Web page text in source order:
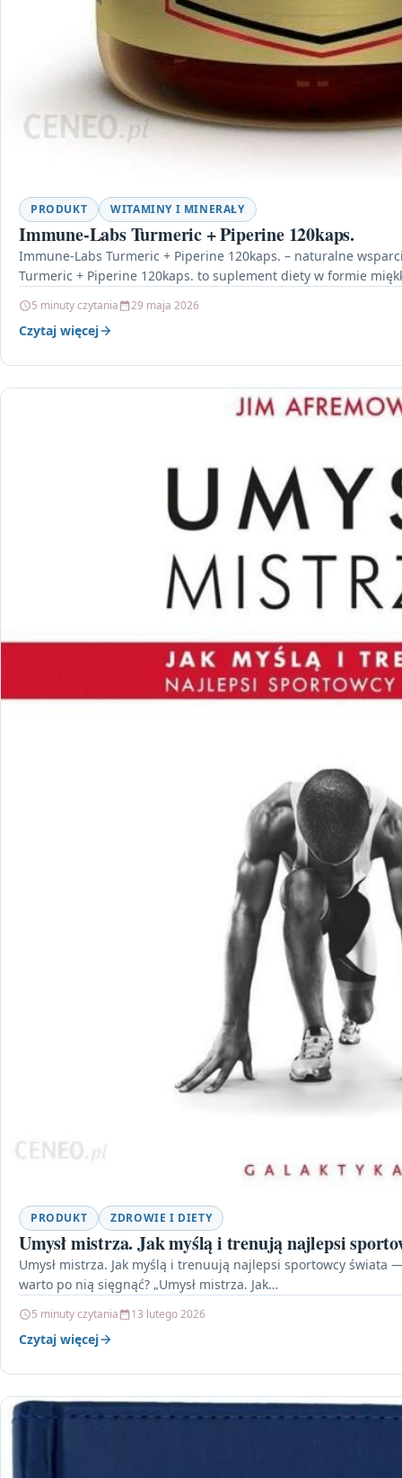
PRODUKT WITAMINY I MINERAŁY
Immune-Labs Turmeric + Piperine 120kaps.
Immune-Labs Turmeric + Piperine 120kaps. – naturalne
Turmeric + Piperine 120kaps. to suplement diety w formie
5 minuty czytania 29 maja 2026
Czytaj więcej
PRODUKT ZDROWIE I DIETY
Umysł mistrza. Jak myślą i trenują najlepsi
Umysł mistrza. Jak myślą i trenuują najlepsi sportowcy świata
warto po nią sięgnąć? „Umysł mistrza. Jak…
5 minuty czytania 13 lutego 2026
Czytaj więcej